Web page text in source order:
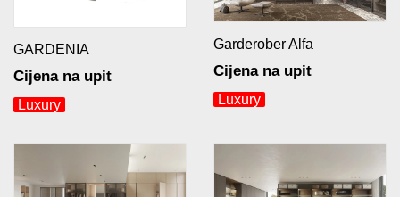
GARDENIA
Cijena na upit
Luxury
Garderober Alfa
Cijena na upit
Luxury